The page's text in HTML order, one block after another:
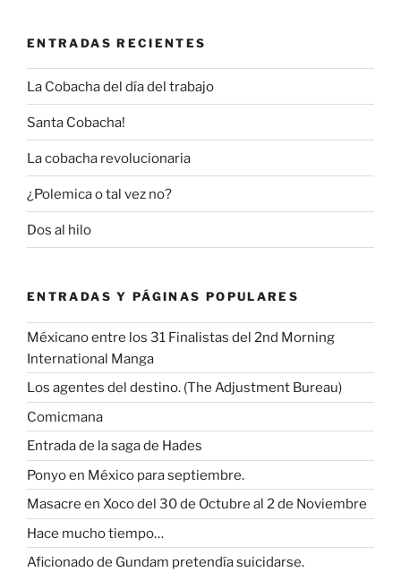
ENTRADAS RECIENTES
La Cobacha del día del trabajo
Santa Cobacha!
La cobacha revolucionaria
¿Polemica o tal vez no?
Dos al hilo
ENTRADAS Y PÁGINAS POPULARES
Méxicano entre los 31 Finalistas del 2nd Morning
International Manga
Los agentes del destino. (The Adjustment Bureau)
Comicmana
Entrada de la saga de Hades
Ponyo en México para septiembre.
Masacre en Xoco del 30 de Octubre al 2 de Noviembre
Hace mucho tiempo…
Aficionado de Gundam pretendía suicidarse.